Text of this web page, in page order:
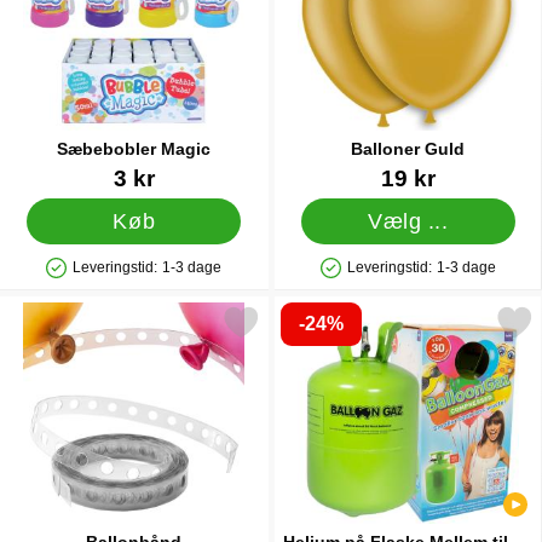
Sæbebobler Magic
Varenr 124373 kr
Køb
Produkttilgængelighed: På lager
Leveringstid: 1-3 dage
Balloner Guld
19 kr
Vælg ...
Produkttilgængelighed: På lager
Leveringstid: 1-3 dage
Markér ballonbånd som favorit
-24%
Markér helium på Flaske Mellem til